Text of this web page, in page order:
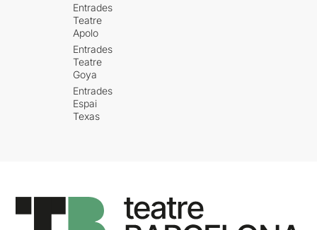
Entrades
Teatre
Apolo
Entrades
Teatre
Goya
Entrades
Espai
Texas